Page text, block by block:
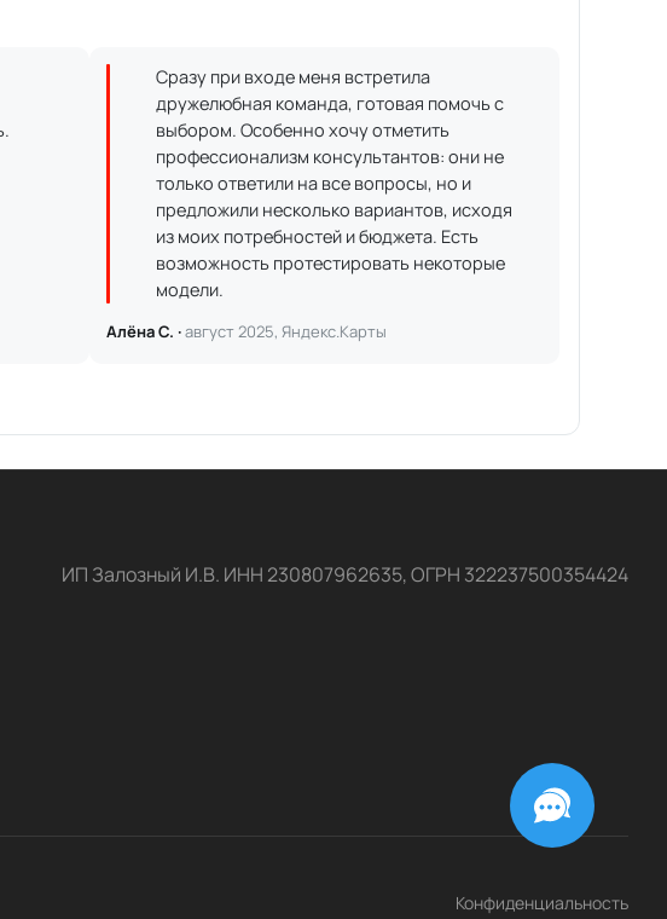
Сразу при входе меня встретила
дружелюбная команда, готовая помочь с
выбором. Особенно хочу отметить
профессионализм консультантов: они не
только ответили на все вопросы, но и
предложили несколько вариантов, исходя
из моих потребностей и бюджета. Есть
возможность протестировать некоторые
модели.
Алёна С. ·август 2025, Яндекс.Карты
ИП Залозный И.В. ИНН 230807962635, ОГРН 322237500354424
Конфиденциальность